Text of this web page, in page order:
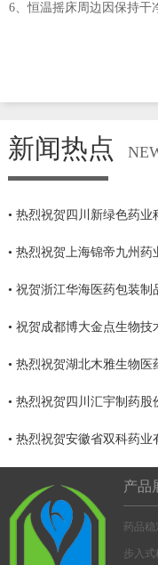
6、恒温摇床周边因保持干
新闻热点
• 热烈祝贺四川汇宇制药
产品
药品稳
步入式